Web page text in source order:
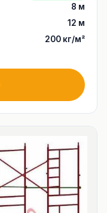
8 м
12 м
200 кг/м²